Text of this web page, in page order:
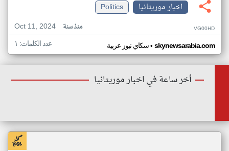
اخبار موريتانيا
Politics
Oct 11, 2024
منذ سنة VG00HD
سكاي نيوز عربية• skynewsarabia.com عدد الكلمات: ١
أخر ساعة في اخبار موريتانيا